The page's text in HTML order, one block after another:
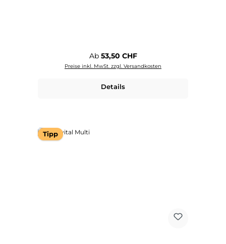
Regulärer Preis:
Ab 53,50 CHF
Preise inkl. MwSt. zzgl. Versandkosten
Details
Tipp